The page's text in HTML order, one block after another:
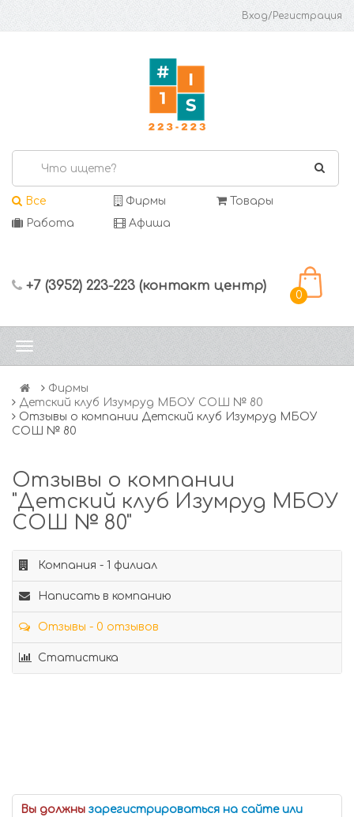
Вход/Регистрация
Все Фирмы
Товары
Работа
Афиша
+7 (3952) 223-223 (контакт центр)
0
Фирмы
Детский клуб Изумруд МБОУ СОШ № 80
Отзывы о компании Детский клуб Изумруд МБОУ
СОШ № 80
Отзывы о компании
"Детский клуб Изумруд МБОУ
СОШ № 80"
Компания - 1 филиал
Написать в компанию
Отзывы - 0 отзывов
Статистика
Вы должны зарегистрироваться на сайте или